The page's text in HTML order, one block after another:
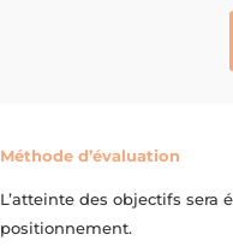
Méthode d’évaluation
L’atteinte des objectifs sera
positionnement.